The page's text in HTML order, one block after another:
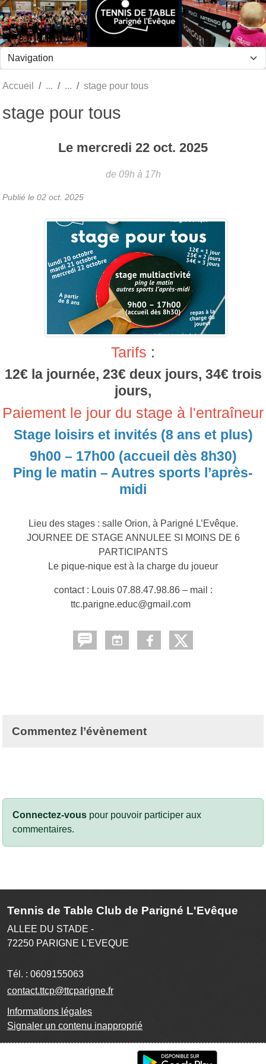
Accueil stage pour tous
stage pour tous
Le mercredi 22 oct. 2025
de 09h à 17h
Publié le 02 oct. 2025
Tarifs :
12€ la journée, 23€ deux jours, 34€ trois
jours,
Paiement le jour du stage à l'entraîneur
Stage loisirs et invités (8 ans et plus)
9h00 – 17h00 (accueil dès 8h30)
Ping le matin – Autres sports l’après-
midi
Lieu des stages : salle Orion, à Parigné L’Evêque.
JOURNEE DE STAGE ANNULEE SI MOINS DE 6
PARTICIPANTS
Le pique-nique est à la charge du joueur
contact : Louis 07.88.47.98.86 – mail :
ttc.parigne.educ@gmail.com
Commentez l’évènement
Connectez-vous pour pouvoir participer aux
commentaires.
Tennis de Table Club de Parigné L'Evêque
ALLEE DU STADE -
72250 PARIGNE L'EVEQUE
Tél. : 0609155063
contact.ttcp@ttcparigne.fr
Informations légales
Signaler un contenu inapproprié
Panneau de gestion des cookies